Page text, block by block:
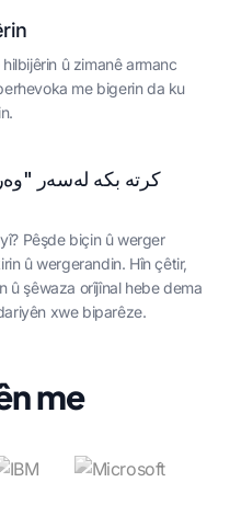
û zimanê armanc
me bigerin da ku
کرتە بکە لەسەر
Pêşde biçin û werger
û wergerandin. Hîn çêtir,
û şêwaza orîjînal hebe dema
xwe biparêze.
me